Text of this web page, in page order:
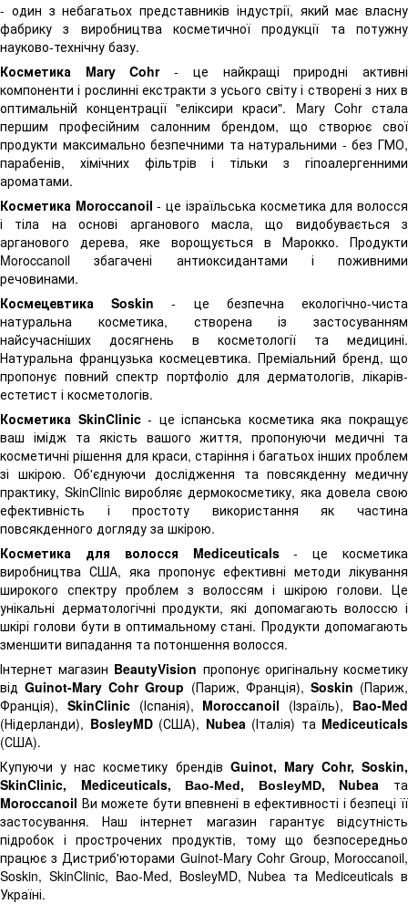
- один з небагатьох представників індустрії, який має власну
фабрику з виробництва косметичної продукції та потужну
науково-технічну базу.
Косметика Mary Cohr- це найкращі природні активні
компоненти і рослинні екстракти з усього світу і створені з них в
оптимальній концентрації "еліксири краси". Mary Cohr стала
першим професійним салонним брендом, що створює свої
продукти максимально безпечними та натуральними - без ГМО,
парабенів, хімічних фільтрів і тільки з гіпоалергенними
ароматами.
Косметика Moroccanoil - це ізраїльська косметика для волосся
і тіла на основі арганового масла, що видобувається з
арганового дерева, яке ворощується в Марокко. Продукти
Moroccanoil збагачені антиоксидантами і поживними
речовинами.
Космецевтика Soskin - це безпечна екологічно-чиста
натуральна косметика, створена із застосуванням
найсучасніших досягнень в косметології та медицині.
Натуральна французька космецевтика. Преміальний бренд, що
пропонує повний спектр портфоліо для дерматологів, лікарів-
естетист і косметологів.
Косметика SkinClinic- це іспанська косметика яка покращує
ваш імідж та якість вашого життя, пропонуючи медичні та
косметичні рішення для краси, старіння і багатьох інших проблем
зі шкірою. Об'єднуючи дослідження та повсякденну медичну
практику, SkinClinic виробляє дермокосметику, яка довела свою
ефективність і простоту використання як частина
повсякденного догляду за шкірою.
Косметика для волосся Mediceuticals- це косметика
виробництва США, яка пропонує ефективні методи лікування
широкого спектру проблем з волоссям і шкірою голови. Це
унікальні дерматологічні продукти, які допомагають волоссю і
шкірі голови бути в оптимальному стані. Продукти допомагають
зменшити випадання та потоншення волосся.
Інтернет магазин BeautyVision пропонує оригінальну косметику
відGuinot-Mary Cohr Group (Париж, Франція), Soskin (Париж,
Франція), SkinClinic (Іспанія), Moroccanoil (Ізраїль), Bao-Med
(Нідерланди), BosleyMD(США), Nubea (Італія) та Mediceuticals
(США).
Купуючи у нас косметику брендів Guinot, Mary Cohr, Soskin,
SkinClinic, Mediceuticals,
Bao-Med, BosleyMD, Nubea та
Moroccanoil Ви можете бути впевнені в ефективності і безпеці її
застосування. Наш інтернет магазин гарантує відсутність
підробок і прострочених продуктів, тому що безпосередньо
працює з Дистриб'юторами Guinot-Mary Cohr Group, Moroccanoil,
Soskin, SkinClinic, Bao-Med, BosleyMD, Nubea та Mediceuticals в
Україні.